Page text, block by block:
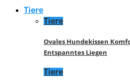
Tiere
Tiere
Ovales Hundekissen
Entspanntes Liegen
Tiere